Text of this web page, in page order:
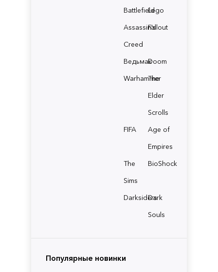
BattlefieldLego
Assassin's
Creed
Fallout
ВедьмакDoom
Warhammer
The
Elder
Scrolls
FIFA
Age of
Empires
The
Sims
BioShock
Darksiders
Dark
Souls
Популярные новинки